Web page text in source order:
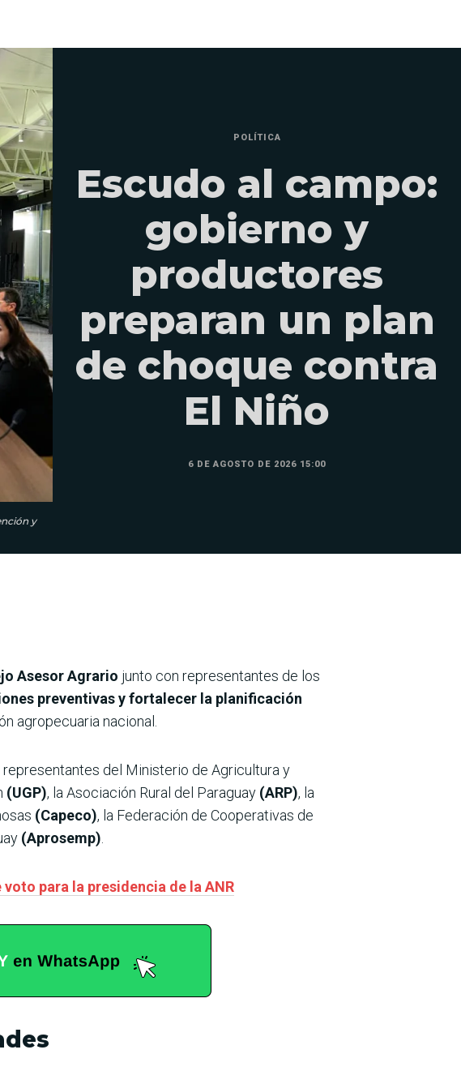
y
POLÍTICA
Escudo al campo:
gobierno y
productores
preparan un plan
de choque contra
El Niño
6 DE AGOSTO DE 2026 15:00
Asesor Agrario junto con representantes de los
preventivas y fortalecer la planificación
agropecuaria nacional.
representantes del Ministerio de Agricultura y
(UGP), la Asociación Rural del Paraguay (ARP), la
(Capeco), la Federación de Cooperativas de
(Aprosemp)
para la presidencia de la ANR